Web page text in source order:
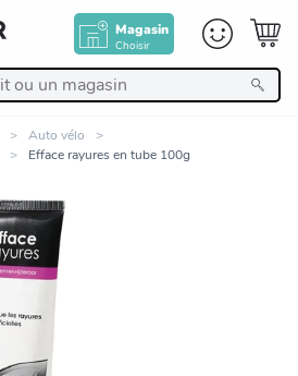
Magasin
Choisir
Auto vélo
Efface rayures en tube 100g